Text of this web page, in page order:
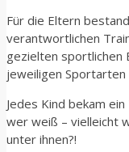
Für die Eltern
verantwortlichen
gezielten sportlichen
jeweiligen Sportarten
Jedes Kind bekam
wer weiß – vielleicht
unter ihnen?!